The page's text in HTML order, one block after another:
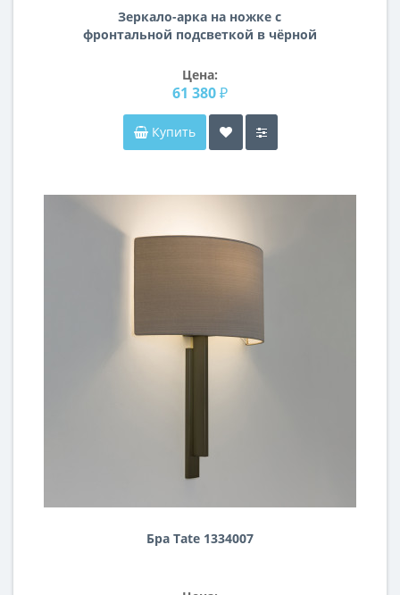
Зеркало-арка на ножке с
фронтальной подсветкой в чёрной
Цена:
61 380 ₽
Купить
Бра Tate 1334007